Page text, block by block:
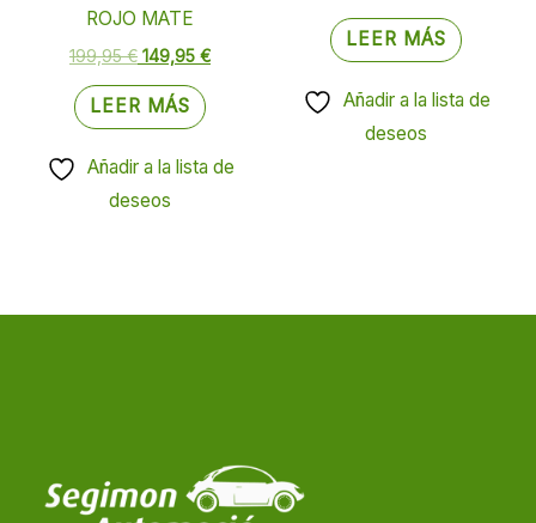
ROJO MATE
199,95€ 149,95 €
LEER MÁS
Añadir a la lista de
deseos
LEER MÁS
Añadir a la lista de
deseos